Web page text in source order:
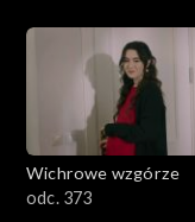
Wichrowe wzgórze
odc. 373